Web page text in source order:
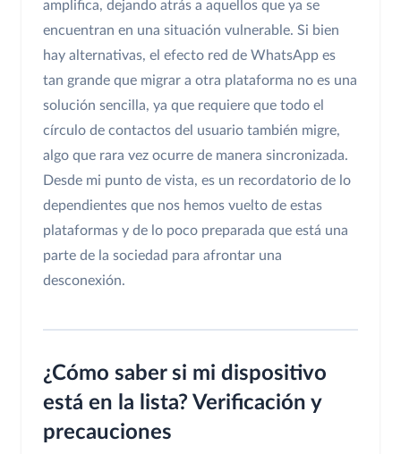
amplifica, dejando atrás a aquellos que ya se
encuentran en una situación vulnerable. Si bien
hay alternativas, el efecto red de WhatsApp es
tan grande que migrar a otra plataforma no es una
solución sencilla, ya que requiere que todo el
círculo de contactos del usuario también migre,
algo que rara vez ocurre de manera sincronizada.
Desde mi punto de vista, es un recordatorio de lo
dependientes que nos hemos vuelto de estas
plataformas y de lo poco preparada que está una
parte de la sociedad para afrontar una
desconexión.
¿Cómo saber si mi dispositivo
está en la lista? Verificación y
precauciones